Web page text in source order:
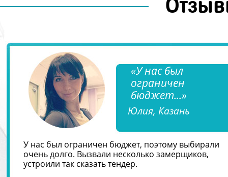
«У нас был
ограничен
бюджет...»
Юлия, Казань
У нас был ограничен бюджет, поэтому выбирали
очень долго. Вызвали несколько замерщиков,
устроили так сказать тендер.